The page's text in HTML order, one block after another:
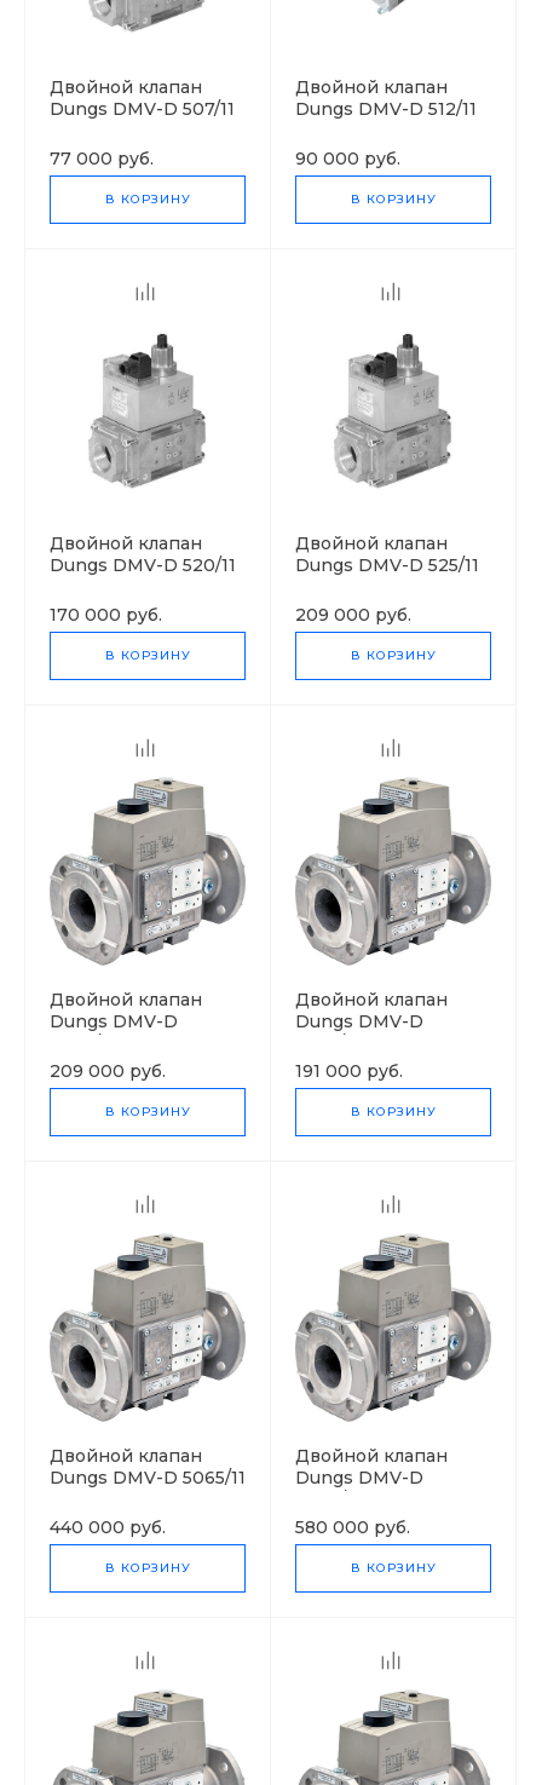
Двойной клапан
Dungs DMV-D 507/11
77 000 руб.
В КОРЗИНУ
Двойной клапан
Dungs DMV-D 512/11
90 000 руб.
В КОРЗИНУ
Двойной клапан
Dungs DMV-D 520/11
170 000 руб.
В КОРЗИНУ
Двойной клапан
Dungs DMV-D 525/11
209 000 руб.
В КОРЗИНУ
Двойной клапан
Dungs DMV-D
209 000 руб.
В КОРЗИНУ
Двойной клапан
Dungs DMV-D
191 000 руб.
В КОРЗИНУ
Двойной клапан
Dungs DMV-D 5065/11
440 000 руб.
В КОРЗИНУ
Двойной клапан
Dungs DMV-D
580 000 руб.
В КОРЗИНУ